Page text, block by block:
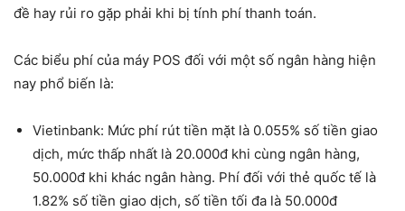
đề hay rủi ro gặp phải khi bị tính phí thanh toán.
Các biểu phí của máy POS đối với một số ngân hàng hiện
nay phổ biến là:
Vietinbank: Mức phí rút tiền mặt là 0.055% số tiền giao
dịch, mức thấp nhất là 20.000đ khi cùng ngân hàng,
50.000đ khi khác ngân hàng. Phí đối với thẻ quốc tế là
1.82% số tiền giao dịch, số tiền tối đa là 50.000đ